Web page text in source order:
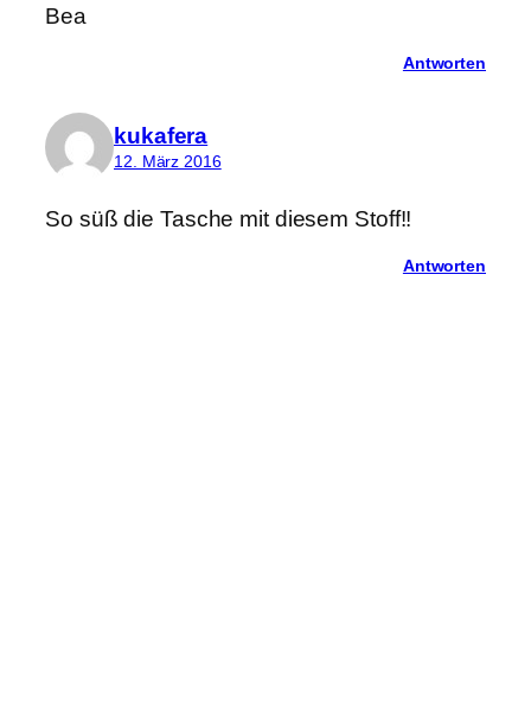
Bea
Antworten
kukafera
12. März 2016
So süß die Tasche mit diesem Stoff!!
Antworten